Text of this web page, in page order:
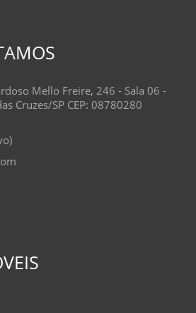
Mello Freire, 246 - Sala 06 -
Cruzes/SP CEP: 08780280